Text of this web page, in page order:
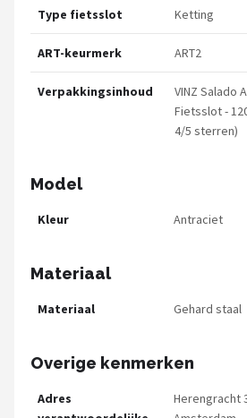
Type fietsslot Ketting
ART-keurmerk ART2
Verpakkingsinhoud
VINZ Salado
Fietsslot -
4/5 sterren)
Model
Kleur Antraciet
Materiaal
Materiaal Gehard staal
Overige kenmerken
Adres
Herengracht